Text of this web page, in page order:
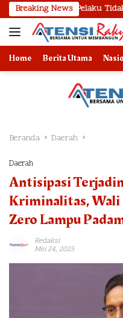
Langsung
ke
konten
Breaking News
Pelaku Tidak
Home Berita Utama
Beranda Daerah
Daerah
Antisipasi
Kriminalitas, Wali
Zero Lampu
Redaksi
Mei 24, 2025